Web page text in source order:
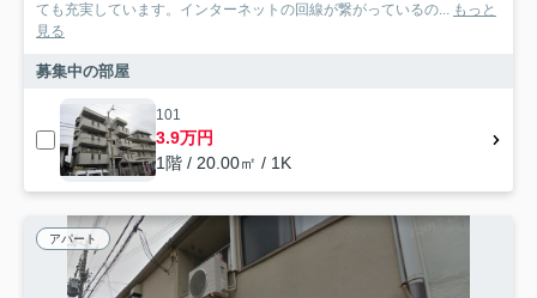
ても充実しています。インターネットの回線が繋がっているの... もっと
見る
募集中の部屋
101
3.9万円
1階 / 20.00㎡ / 1K
アパート